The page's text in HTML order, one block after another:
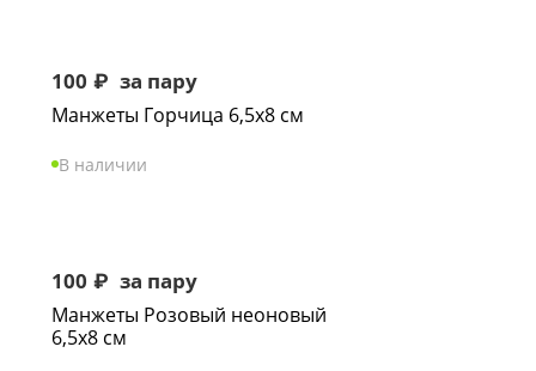
100 ₽ за пару
Манжеты Горчица 6,5х8 см
В наличии
100 ₽ за пару
Манжеты Розовый неоновый
6,5х8 см